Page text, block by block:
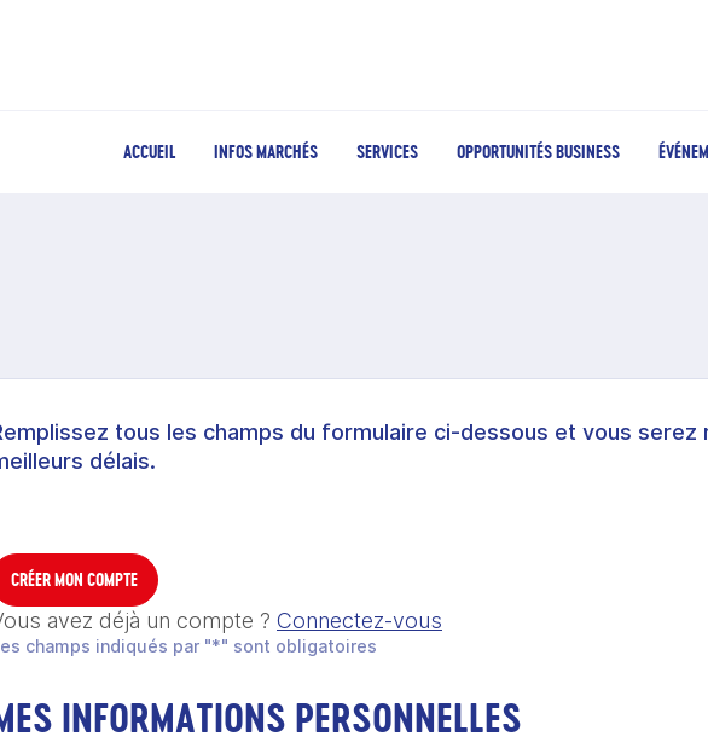
ACCUEIL INFOS MARCHÉS SERVICES OPPORTUNITÉS BUSINESS
tous les champs du formulaire ci-dessous et vous
délais.
CRÉER MON COMPTE
avez déjà un compte ? Connectez-vous
champs indiqués par "*" sont obligatoires
INFORMATIONS PERSONNELLES